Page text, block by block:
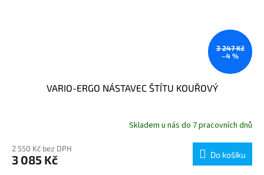
3 247 Kč
–4 %
VARIO-ERGO NÁSTAVEC ŠTÍTU KOUŘOVÝ
Skladem u nás do 7 pracovních dnů
2 550 Kč bez DPH
3 085 Kč Do košíku